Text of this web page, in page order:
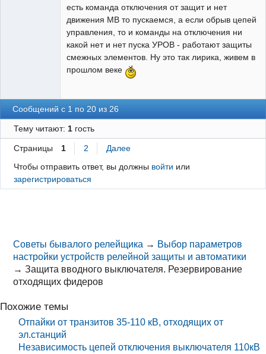
есть команда отключения от защит и нет
движения МВ то пускаемся, а если обрыв цепей
управления, то и команды на отключения ни
какой нет и нет пуска УРОВ - работают защиты
смежных элементов. Ну это так лирика, живем в
прошлом веке
Сообщений с 1 по 20 из 26
Тему читают: 1гость
Страницы 1 2
Далее
Чтобы отправить ответ, вы должны войти или
зарегистрироваться
Советы бывалого релейщика → Выбор параметров
настройки устройств релейной защиты и автоматики
→Защита вводного выключателя. Резервирование
отходящих фидеров
Похожие темы
Отпайки от транзитов 35-110 кВ, отходящих от
эл.станций
Независимость цепей отключения выключателя 110кВ